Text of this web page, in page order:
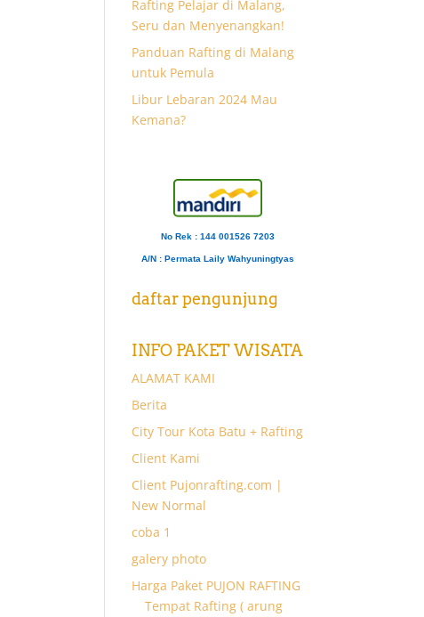
Rafting Pelajar di Malang,
Seru dan Menyenangkan!
Panduan Rafting di Malang
untuk Pemula
Libur Lebaran 2024 Mau
Kemana?
No Rek : 144 001526 7203
A/N : Permata Laily Wahyuningtyas
daftar pengunjung
INFO PAKET WISATA
ALAMAT KAMI
Berita
City Tour Kota Batu + Rafting
Client Kami
Client Pujonrafting.com |
New Normal
coba 1
galery photo
Harga Paket PUJON RAFTING
Tempat Rafting ( arung